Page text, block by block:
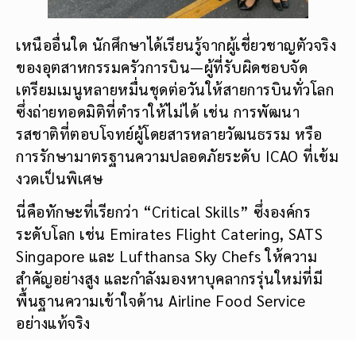
เหนืออื่นใด นักศึกษาได้เรียนรู้จากผู้เชี่ยวชาญตัวจริง
ของอุตสาหกรรมครัวการบิน—ผู้ที่รับผิดชอบจัด
เตรียมเมนูหลายหมื่นชุดต่อวันให้สายการบินทั่วโลก
ซึ่งถ่ายทอดมิติที่ตำราให้ไม่ได้ เช่น การพัฒนา
รสชาติที่ตอบโจทย์ผู้โดยสารหลายวัฒนธรรม หรือ
การรักษามาตรฐานความปลอดภัยระดับ ICAO ที่เข้ม
งวดเป็นพิเศษ
นี่คือทักษะที่เรียกว่า “Critical Skills” ซึ่งองค์กร
ระดับโลก เช่น Emirates Flight Catering, SATS
Singapore และ Lufthansa Sky Chefs ให้ความ
สำคัญอย่างสูง และกำลังมองหาบุคลากรรุ่นใหม่ที่มี
พื้นฐานความเข้าใจด้าน Airline Food Service
อย่างแท้จริง